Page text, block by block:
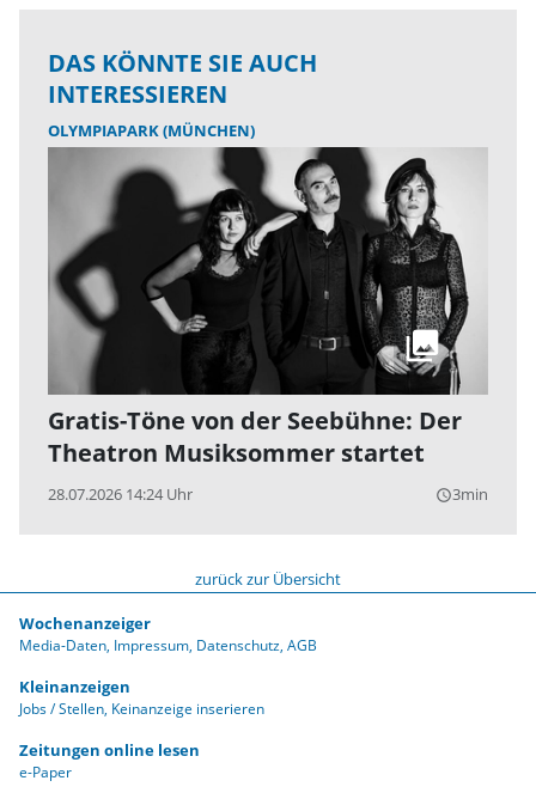
DAS KÖNNTE SIE AUCH
INTERESSIEREN
OLYMPIAPARK (MÜNCHEN)
Gratis-Töne von der Seebühne: Der
Theatron Musiksommer startet
28.07.2026 14:24 Uhr query_builder3min
zurück zur Übersicht
Wochenanzeiger
Media-Daten Impressum Datenschutz AGB
Kleinanzeigen
Jobs / Stellen Keinanzeige inserieren
Zeitungen online lesen
e-Paper